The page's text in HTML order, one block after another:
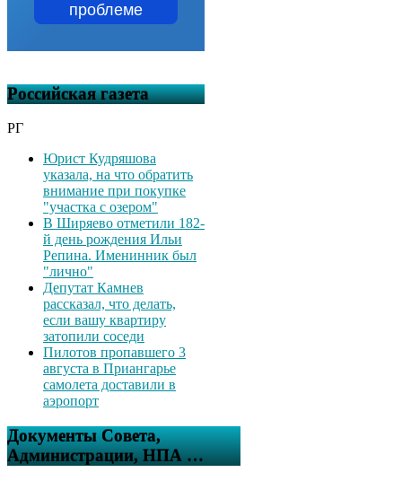
проблеме
Российская газета
РГ
Юрист Кудряшова
указала, на что обратить
внимание при покупке
"участка с озером"
В Ширяево отметили 182-
й день рождения Ильи
Репина. Именинник был
"лично"
Депутат Камнев
рассказал, что делать,
если вашу квартиру
затопили соседи
Пилотов пропавшего 3
августа в Приангарье
самолета доставили в
аэропорт
Документы Совета,
Администрации, НПА …